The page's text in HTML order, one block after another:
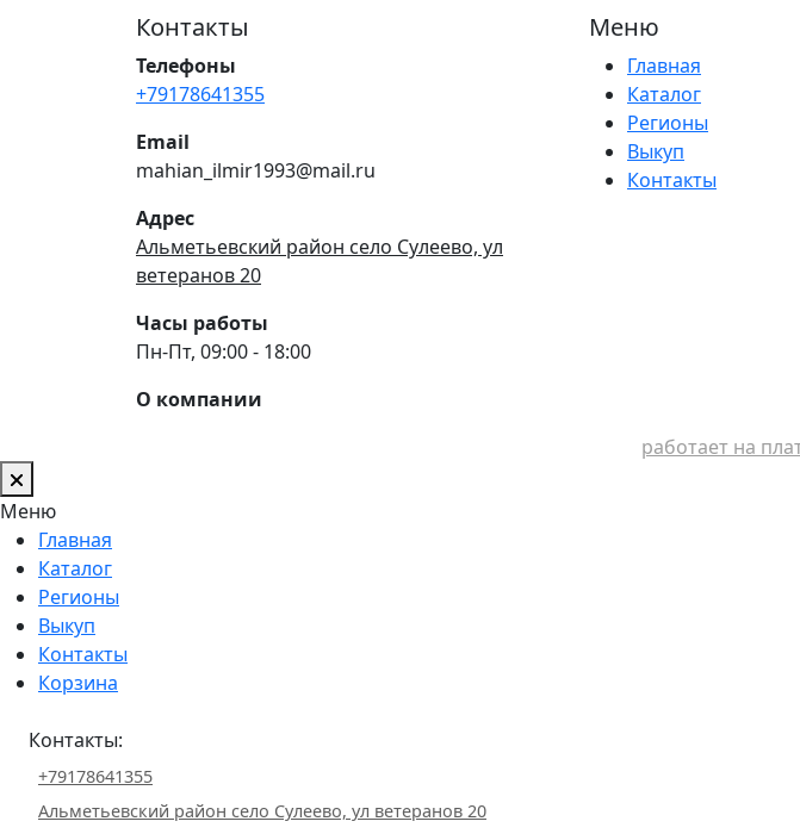
Контакты
Телефоны
+79178641355
Email
mahian_ilmir1993@mail.ru
Адрес
Альметьевский район село Сулеево, ул
ветеранов 20
Часы работы
Пн-Пт, 09:00 - 18:00
О компании
Меню
Главная
Каталог
Регионы
Выкуп
Контакты
работает на
Меню
Главная
Каталог
Регионы
Выкуп
Контакты
Корзина
Контакты:
+79178641355
Альметьевский район село Сулеево, ул ветеранов 20